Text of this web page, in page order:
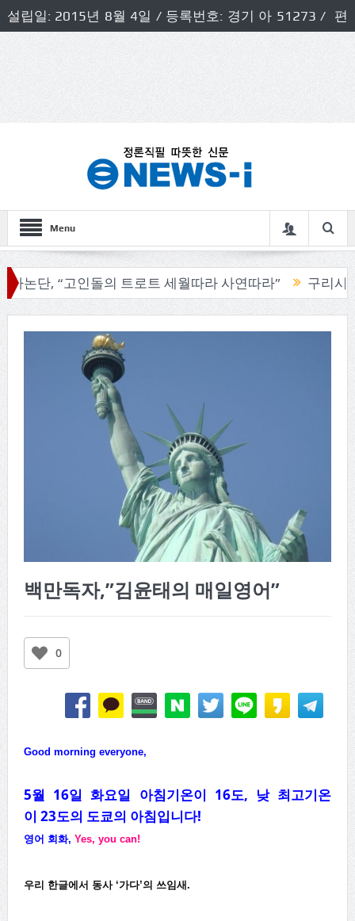
설립일: 2015년 8월 4일 / 등록번호: 경기 아 51273 / 편
집인 및 발행인: 허득천 / 개인정보책임자 및 청소년보호호
책임자: 최상규
Menu
고인돌의 트로트 세월따라 사연따라” 구리시의회, 기
백만독자,”김윤태의 매일영어”
0
Good morning everyone,
5월 16일 화요일 아침기온이 16도, 낮 최고기온
이 23도의 도쿄의 아침입니다!
영어 회화, Yes, you can!
우리 한글에서 동사 ‘가다’의 쓰임새.